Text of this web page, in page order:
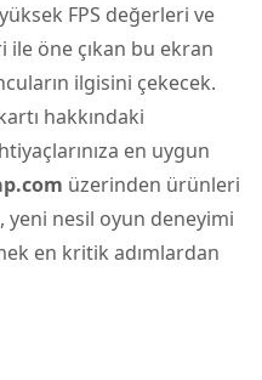
FPS değerleri ve
öne çıkan bu ekran
ilgisini çekecek.
hakkındaki
en uygun
üzerinden ürünleri
yeni nesil oyun deneyimi
en kritik adımlardan